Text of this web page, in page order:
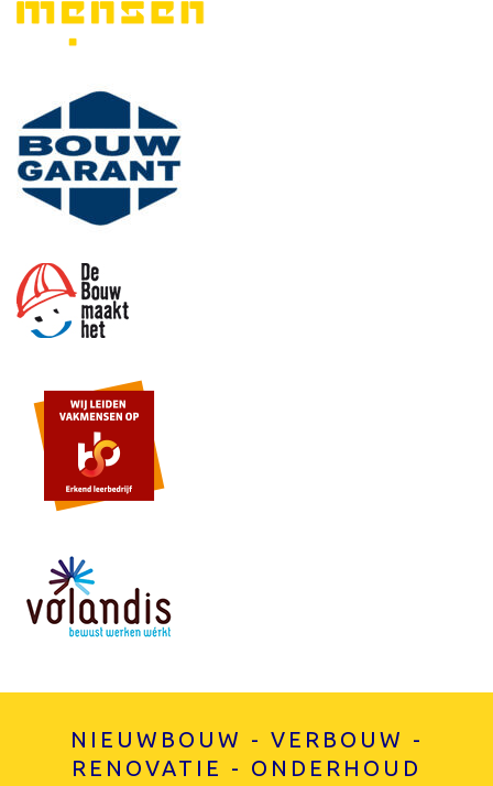
NIEUWBOUW - VERBOUW -
RENOVATIE - ONDERHOUD